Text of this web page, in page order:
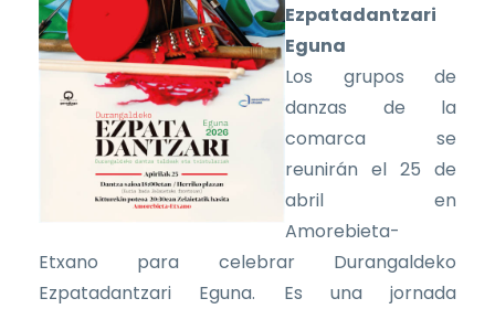
Ezpatadantzari
Eguna
Los grupos de
danzas de la
comarca se
reunirán el 25 de
abril en
Amorebieta-
Etxano para celebrar Durangaldeko
Ezpatadantzari Eguna. Es una jornada